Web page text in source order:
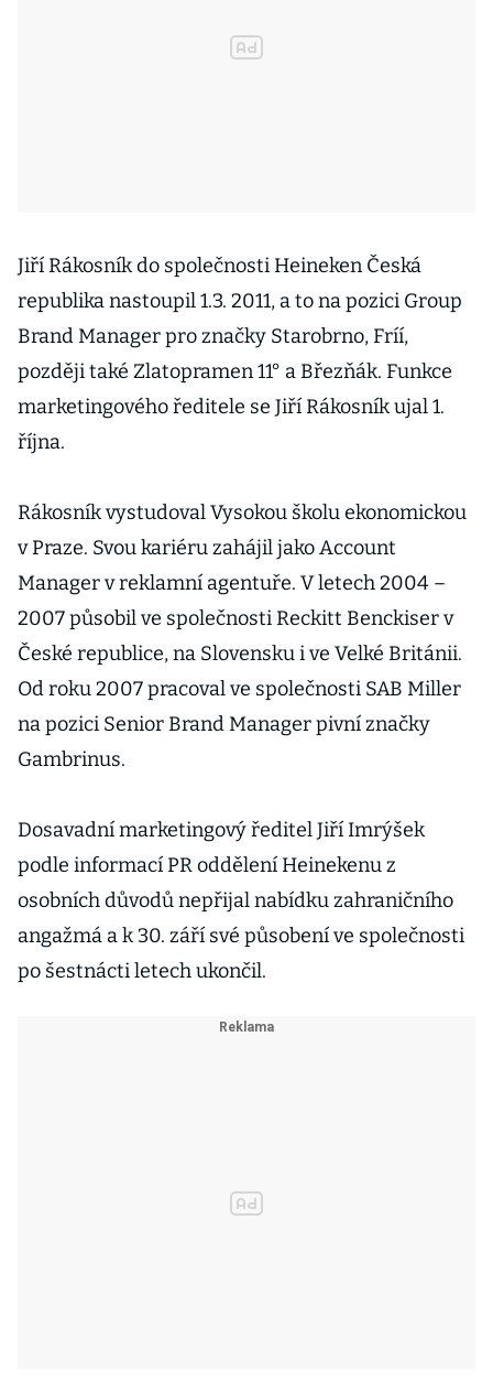
Jiří Rákosník do společnosti Heineken Česká
republika nastoupil 1.3. 2011, a to na pozici Group
Brand Manager pro značky Starobrno, Fríí,
později také Zlatopramen 11° a Březňák. Funkce
marketingového ředitele se Jiří Rákosník ujal 1.
října.
Rákosník vystudoval Vysokou školu ekonomickou
v Praze. Svou kariéru zahájil jako Account
Manager v reklamní agentuře. V letech 2004 –
2007 působil ve společnosti Reckitt Benckiser v
České republice, na Slovensku i ve Velké Británii.
Od roku 2007 pracoval ve společnosti SAB Miller
na pozici Senior Brand Manager pivní značky
Gambrinus.
Dosavadní marketingový ředitel Jiří Imrýšek
podle informací PR oddělení Heinekenu z
osobních důvodů nepřijal nabídku zahraničního
angažmá a k 30. září své působení ve společnosti
po šestnácti letech ukončil.